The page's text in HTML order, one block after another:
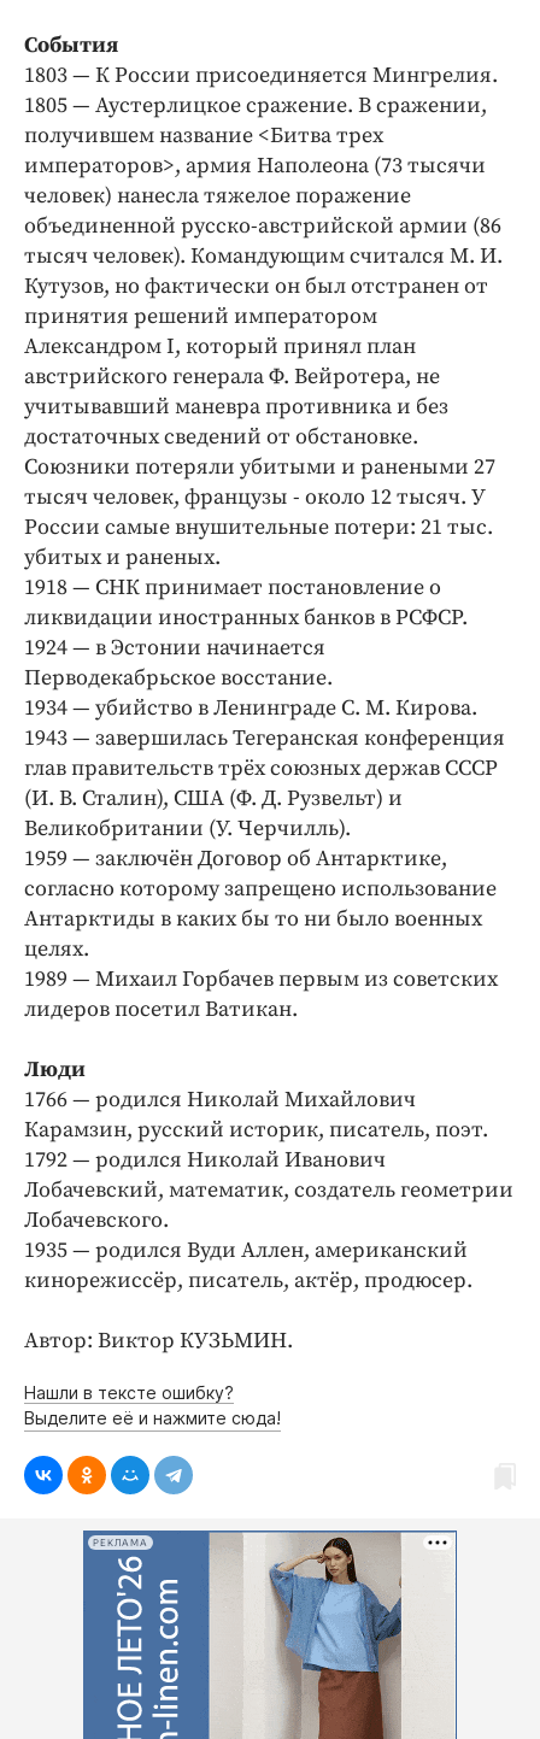
Издания
Медиаперсона
Интересное чтиво
Клиника года
Бренд года
Работодатель года
События
1803 — К России присоединяется Мингрелия.
1805 — Аустерлицкое сражение. В сражении,
получившем название <Битва трех
императоров>, армия Наполеона (73 тысячи
человек) нанесла тяжелое поражение
объединенной русско-австрийской армии (86
тысяч человек). Командующим считался М. И.
Кутузов, но фактически он был отстранен от
принятия решений императором
Александром I, который принял план
австрийского генерала Ф. Вейротера, не
учитывавший маневра противника и без
достаточных сведений от обстановке.
Союзники потеряли убитыми и ранеными 27
тысяч человек, французы - около 12 тысяч. У
России самые внушительные потери: 21 тыс.
убитых и раненых.
1918 — СНК принимает постановление о
ликвидации иностранных банков в РСФСР.
1924 — в Эстонии начинается
Перводекабрьское восстание.
1934 — убийство в Ленинграде С. М. Кирова.
1943 — завершилась Тегеранская конференция
глав правительств трёх союзных держав СССР
(И. В. Сталин), США (Ф. Д. Рузвельт) и
Великобритании (У. Черчилль).
1959 — заключён Договор об Антарктике,
согласно которому запрещено использование
Антарктиды в каких бы то ни было военных
целях.
1989 — Михаил Горбачев первым из советских
лидеров посетил Ватикан.
Люди
1766 — родился Николай Михайлович
Карамзин, русский историк, писатель, поэт.
1792 — родился Николай Иванович
Лобачевский, математик, создатель геометрии
Лобачевского.
1935 — родился Вуди Аллен, американский
кинорежиссёр, писатель, актёр, продюсер.
Автор: Виктор КУЗЬМИН.
Нашли в тексте ошибку?
Выделите её и нажмите сюда!
РЕКЛАМА